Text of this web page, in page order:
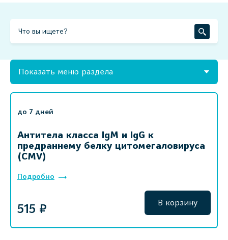
Показать меню раздела
до 7 дней
Антитела класса IgM и IgG к
предраннему белку цитомегаловируса
(CMV)
Подробно
515 ₽ В корзину